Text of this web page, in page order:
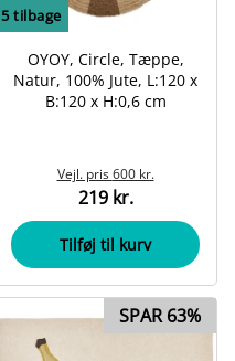
5tilbage
OYOY, Circle, Tæppe,
Natur, 100% Jute, L:120 x
B:120 x H:0,6 cm
Vejl. pris600 kr.
219 kr.
Tilføj til kurv
SPAR 63%